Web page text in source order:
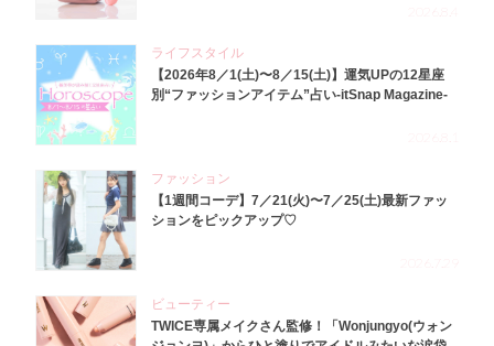
ライフスタイル
【2026年8／1(土)〜8／15(土)】運気UPの12星座
別“ファッションアイテム”占い-itSnap Magazine-
ファッション
【1週間コーデ】7／21(火)〜7／25(土)最新ファッ
ションをピックアップ♡
ビューティー
TWICE専属メイクさん監修！「Wonjungyo(ウォン